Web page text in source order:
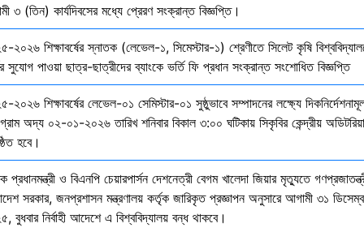
৩ (তিন) কার্যদিবসের মধ্যে প্রেরণ সংক্রান্ত বিজ্ঞপ্তি।
২০২৬ শিক্ষাবর্ষের স্নাতক (লেভেল-১, সিমেস্টার-১) শ্রেণীতে সিলেট কৃষি
সুযোগ পাওয়া ছাত্র-ছাত্রীদের ব্যাংকে ভর্তি ফি প্রধান সংক্রান্ত সংশোধিত বিজ্ঞপ্তি
২০২৬ শিক্ষাবর্ষের লেভেল-০১ সেমিস্টার-০১ সুষ্ঠুভাবে সম্পাদনের লক্ষ্যে
অদ্য ০২-০১-২০২৬ তারিখ শনিবার বিকাল ৩:০০ ঘটিকায় সিকৃবির কেন্দ্রীয়
হবে।
প্রধানমন্ত্রী ও বিএনপি চেয়ারপার্সন দেশনেত্রী বেগম খালেদা জিয়ার মৃত্যুতে
সরকার, জনপ্রশাসন মন্ত্রণালয় কর্তৃক জারিকৃত প্রজ্ঞাপন অনুসারে আগামী ৩১
বুধবার নির্বাহী আদেশে এ বিশ্ববিদ্যালয় বন্ধ থাকবে।